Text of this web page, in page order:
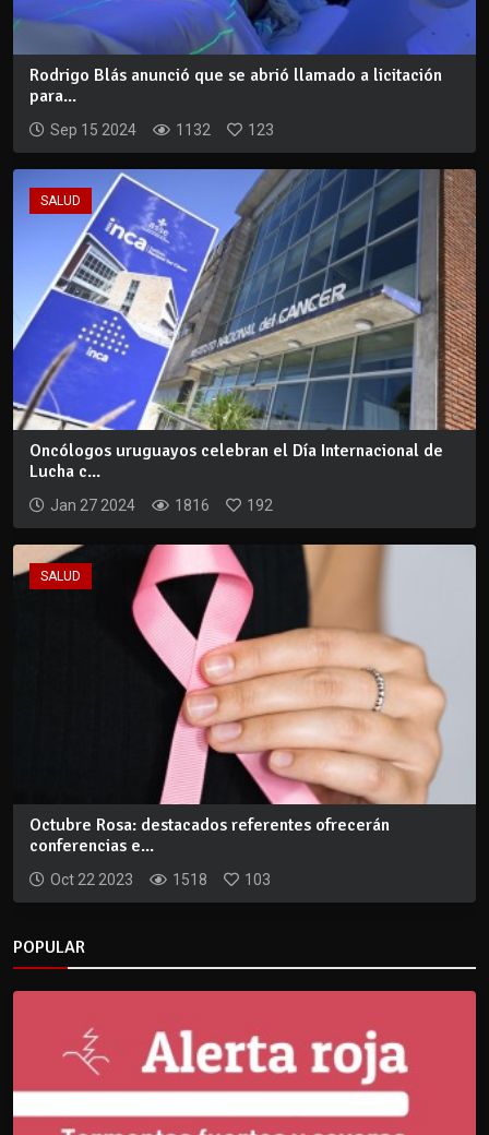
Rodrigo Blás anunció que se abrió llamado a licitación
para...
Sep 15 2024 1132 123
SALUD
Oncólogos uruguayos celebran el Día Internacional de
Lucha c...
Jan 27 2024 1816 192
SALUD
Octubre Rosa: destacados referentes ofrecerán
conferencias e...
Oct 22 2023 1518 103
POPULAR